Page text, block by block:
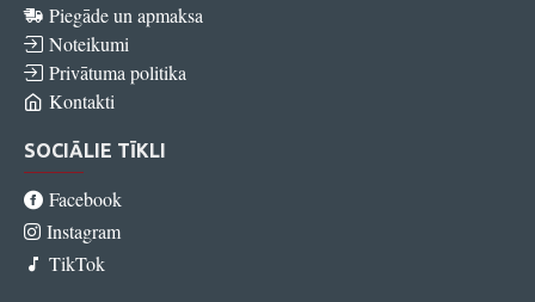
Piegāde un apmaksa
Noteikumi
Privātuma politika
Kontakti
SOCIĀLIE TĪKLI
Facebook
Instagram
TikTok